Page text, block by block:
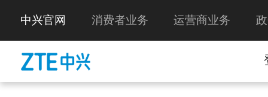
中兴官网 消费者业务 运营商业务